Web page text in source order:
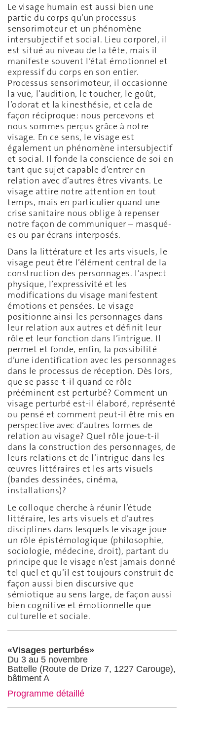
Le visage humain est aussi bien une
partie du corps qu’un processus
sensorimoteur et un phénomène
intersubjectif et social. Lieu corporel, il
est situé au niveau de la tête, mais il
manifeste souvent l’état émotionnel et
expressif du corps en son entier.
Processus sensorimoteur, il occasionne
la vue, l’audition, le toucher, le goût,
l’odorat et la kinesthésie, et cela de
façon réciproque: nous percevons et
nous sommes perçus grâce à notre
visage. En ce sens, le visage est
également un phénomène intersubjectif
et social. Il fonde la conscience de soi en
tant que sujet capable d’entrer en
relation avec d’autres êtres vivants. Le
visage attire notre attention en tout
temps, mais en particulier quand une
crise sanitaire nous oblige à repenser
notre façon de communiquer – masqué-
es ou par écrans interposés.
Dans la littérature et les arts visuels, le
visage peut être l’élément central de la
construction des personnages. L’aspect
physique, l’expressivité et les
modifications du visage manifestent
émotions et pensées. Le visage
positionne ainsi les personnages dans
leur relation aux autres et définit leur
rôle et leur fonction dans l’intrigue. Il
permet et fonde, enfin, la possibilité
d’une identification avec les personnages
dans le processus de réception. Dès lors,
que se passe-t-il quand ce rôle
prééminent est perturbé? Comment un
visage perturbé est-il élaboré, représenté
ou pensé et comment peut-il être mis en
perspective avec d’autres formes de
relation au visage? Quel rôle joue-t-il
dans la construction des personnages, de
leurs relations et de l’intrigue dans les
œuvres littéraires et les arts visuels
(bandes dessinées, cinéma,
installations)?
Le colloque cherche à réunir l’étude
littéraire, les arts visuels et d’autres
disciplines dans lesquels le visage joue
un rôle épistémologique (philosophie,
sociologie, médecine, droit), partant du
principe que le visage n’est jamais donné
tel quel et qu’il est toujours construit de
façon aussi bien discursive que
sémiotique au sens large, de façon aussi
bien cognitive et émotionnelle que
culturelle et sociale.
«Visages perturbés»
Du 3 au 5 novembre
Battelle (Route de Drize 7, 1227 Carouge),
bâtiment A
Programme détaillé